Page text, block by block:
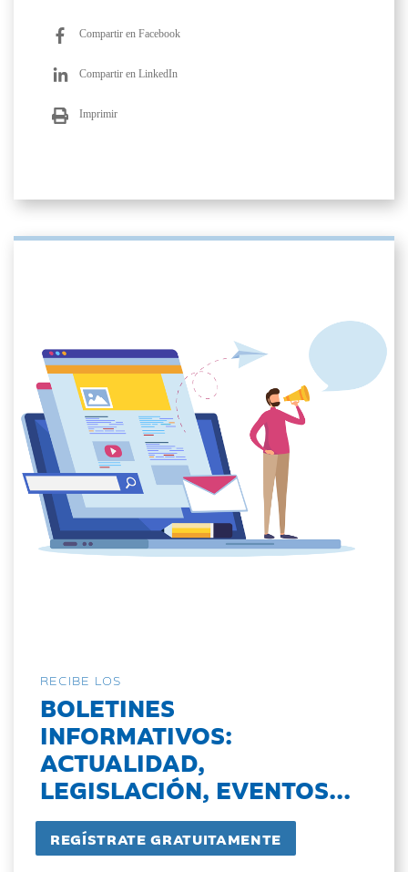
Compartir en Facebook
Compartir en LinkedIn
Imprimir
RECIBE LOS
BOLETINES
INFORMATIVOS:
ACTUALIDAD,
LEGISLACIÓN, EVENTOS...